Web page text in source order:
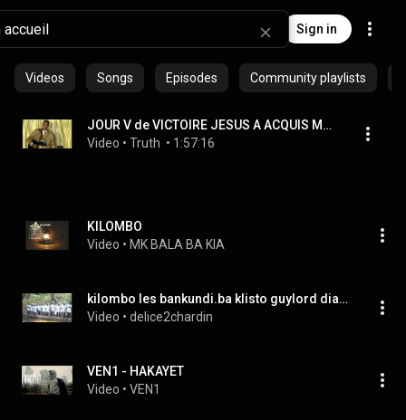
Sign in
Videos Songs Episodes Community playlists
JOUR V de VICTOIRE JESUS A ACQUIS MON SALUT.
Video • Truth • 1:57:16
KILOMBO
Video • MK BALA BA KIA
kilombo les bankundi.ba klisto guylord diamesso
Video • delice2chardin
VEN1 - HAKAYET
Video • VEN1